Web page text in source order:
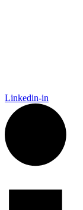
Linkedin-in